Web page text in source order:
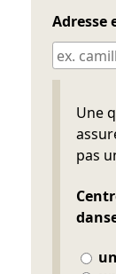
Adresse
Une
pas
Ne